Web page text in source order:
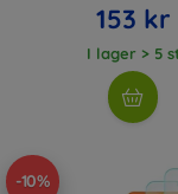
153 kr
I lager > 5
-10%